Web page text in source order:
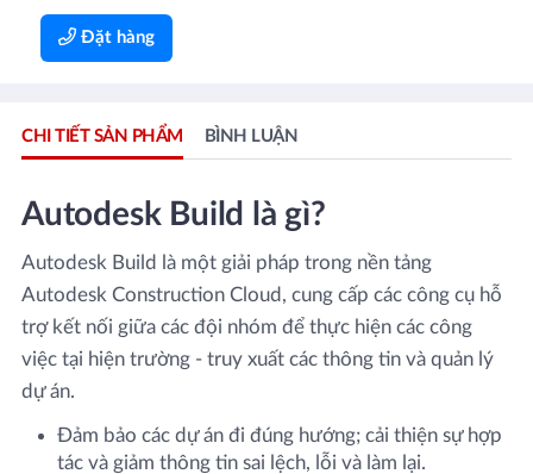
Đặt hàng
CHI TIẾT SẢN PHẨM BÌNH LUẬN
Autodesk Build là gì?
Autodesk Build là một giải pháp trong nền tảng
Autodesk Construction Cloud, cung cấp các công cụ hỗ
trợ kết nối giữa các đội nhóm để thực hiện các công
việc tại hiện trường - truy xuất các thông tin và quản lý
dự án.
Đảm bảo các dự án đi đúng hướng; cải thiện sự hợp
tác và giảm thông tin sai lệch, lỗi và làm lại.